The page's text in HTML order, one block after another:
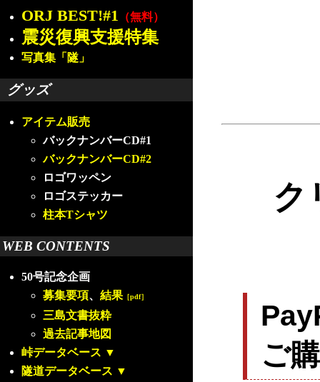
ORJ BEST!#1 （無料）
震災復興支援特集
写真集「隧」
グッズ
アイテム販売
バックナンバーCD#1
バックナンバーCD#2
ロゴワッペン
ロゴステッカー
柱本Tシャツ
WEB CONTENTS
50号記念企画
募集要項、 結果 ［pdf］
三島文書抜粋
過去記事地図
峠データベース ▼
隧道データベース ▼
ク
ご